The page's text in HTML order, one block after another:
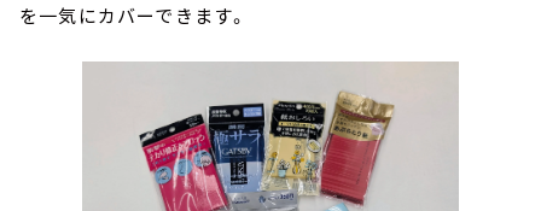
を一気にカバーできます。